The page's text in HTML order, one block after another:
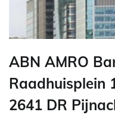
ABN AMRO
Raadhuisplein
2641 DR